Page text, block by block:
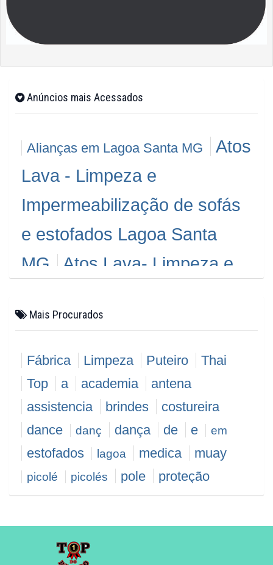
Anúncios mais Acessados
Alianças em Lagoa Santa MG
Atos
Lava - Limpeza e
Impermeabilização de sofás
e estofados Lagoa Santa
MG
Atos Lava- Limpeza e
e estofados Ibirité MG
Concertina em Lagoa Santa, preço-
concertina-em-Lagoa Santa, concertina-
cortante-perfurante-em-Lagoa Santa,
CONCERTINA-Lagoa Santa-MG, fábrica-
concertina-em-Langoa Santa , concertina,
concertinas em Lagoa Santa
Mais Procurados
Fábrica Limpeza Puteiro
Thai
Top
a academia
antena
assistencia
brindes
costureira
dance
danç dança de e em
estofados lagoa medica muay
picolé picolés pole proteção
veicular